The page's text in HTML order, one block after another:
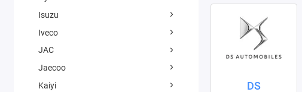
Isuzu
Iveco
JAC
Jaecoo
Kaiyi
DS